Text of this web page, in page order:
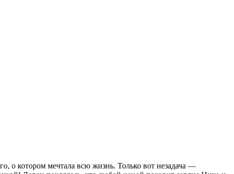
о котором мечтала всю жизнь. Только вот незадача —